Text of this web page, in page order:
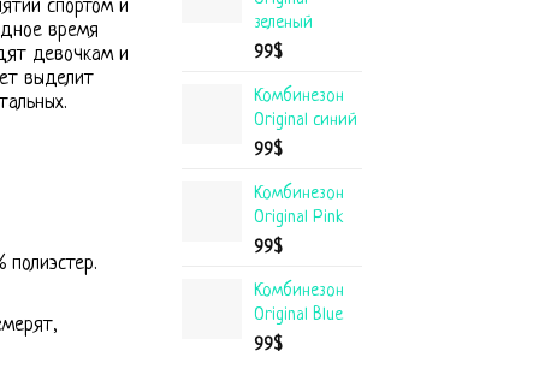
спортом и
время
девочкам и
выделит
полиэстер.
зеленый
99$
Комбинезон
Original синий
99$
Комбинезон
Original Pink
99$
Комбинезон
Original Blue
99$